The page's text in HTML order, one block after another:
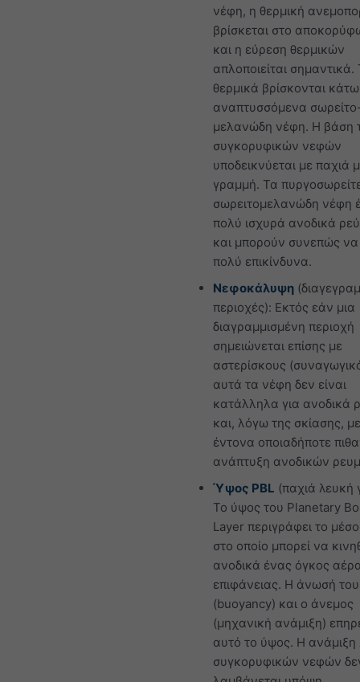
νέφη, η θερμική
βρίσκεται στο
και η εύρεση θερμικών
απλοποιείται σημαντικά.
θερμικά βρίσκονται
αναπτυσσόμενα
μελανώδη νέφη. Η βάση
συγκορυφικών νεφών
υποδεικνύεται με παχιά
γραμμή. Τα
σωρειτομελανώδη νέφη
πολύ ισχυρά ανοδικά
και μπορούν συνεπώς να
πολύ επικίνδυνα.
Νεφοκάλυψη
περιοχές): Εκτός εάν μια
διαγραμμισμένη περιοχή
σημειώνεται επίσης με
αστερίσκους
αυτά τα νέφη δεν είναι
κατάλληλα για ανοδικά
και, λόγω της σκίασης,
έντονα οποιαδήποτε
ανάπτυξη ανοδικών
Ύψος PBL (παχιά λευκή
Το ύψος του Planetary
Layer περιγράφει το
στο οποίο μπορεί να
ανοδικά ένας όγκος
επιφάνειας. Η άνωσή του
(buoyancy) και ο άνεμος
(μηχανική ανάμιξη)
αυτό το ύψος. Η
συγκορυφικών νεφών